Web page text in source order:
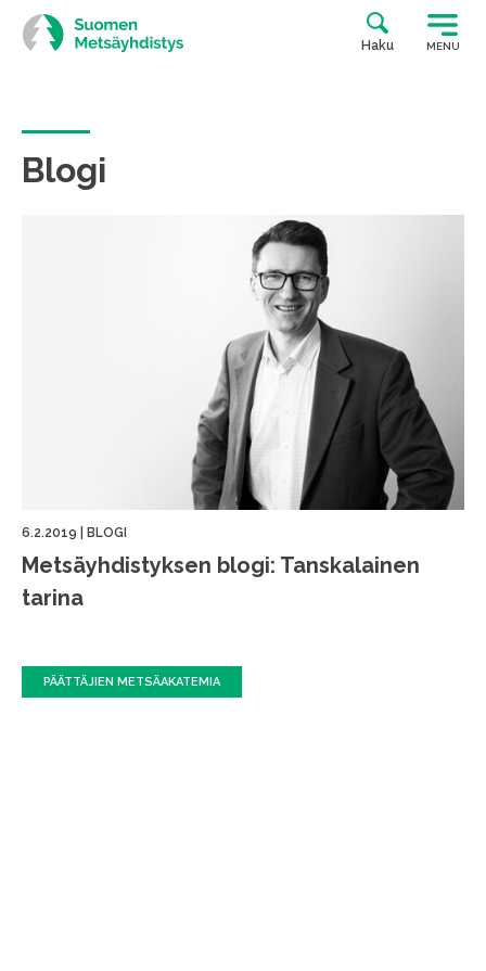
Siirry
suoraan
sisältöön
Haku MENU
Blogi
6.2.2019 BLOGI
Metsäyhdistyksen blogi: Tanskalainen
tarina
PÄÄTTÄJIEN METSÄAKATEMIA